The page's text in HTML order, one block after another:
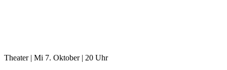
Theater | Mi 7. Oktober | 20 Uhr